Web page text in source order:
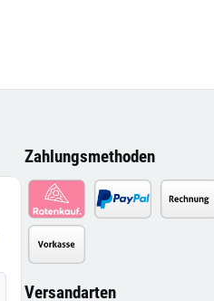
Zahlungsmethoden
Versandarten